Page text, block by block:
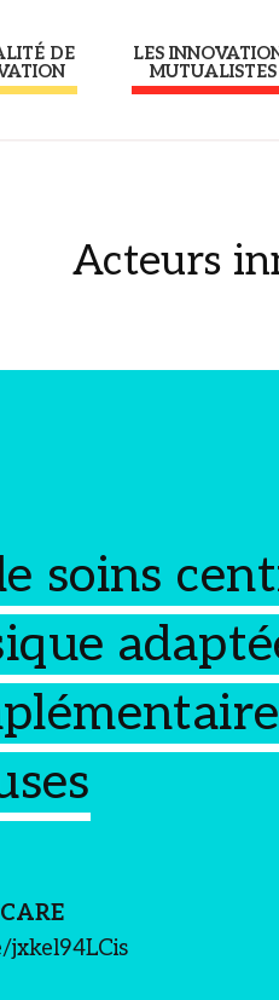
DE
LES
MUTUALISTES
Acteurs
soins